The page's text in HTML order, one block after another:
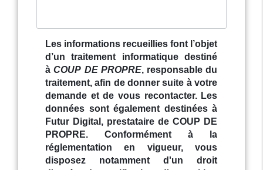
Les informations recueillies font l’objet
d’un traitement informatique destiné
à COUP DE PROPRE, responsable du
traitement, afin de donner suite à votre
demande et de vous recontacter. Les
données sont également destinées à
Futur Digital, prestataire de COUP DE
PROPRE. Conformément à la
réglementation en vigueur, vous
disposez notamment d'un droit